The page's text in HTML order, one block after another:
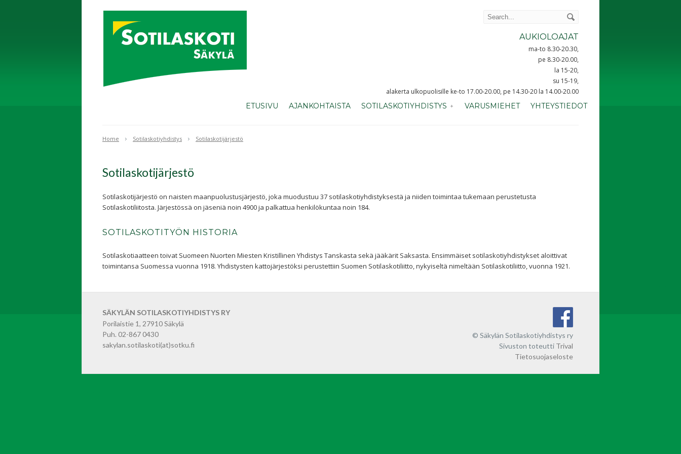
AUKIOLOAJAT
ma-to 8.30-20.30,
pe 8.30-20.00,
la 15-20,
su 15-19,
alakerta ulkopuolisille ke-to 17.00-20.00, pe 14.30-20 la 14.00-20.00
ETUSIVU AJANKOHTAISTA SOTILASKOTIYHDISTYS VARUSMIEHET YHTEYSTIEDOT
Home Sotilaskotiyhdistys Sotilaskotijärjestö
Sotilaskotijärjestö
Sotilaskotijärjestö on naisten maanpuolustusjärjestö, joka muodustuu 37 sotilaskotiyhdistyksestä ja niiden toimintaa tukemaan perustetusta
Sotilaskotiliitosta. Järjestössä on jäseniä noin 4900 ja palkattua henkilökuntaa noin 184.
SOTILASKOTITYÖN HISTORIA
Sotilaskotiaatteen toivat Suomeen Nuorten Miesten Kristillinen Yhdistys Tanskasta sekä jääkärit Saksasta. Ensimmäiset sotilaskotiyhdistykset aloittivat
toimintansa Suomessa vuonna 1918. Yhdistysten kattojärjestöksi perustettiin Suomen Sotilaskotiliitto, nykyiseltä nimeltään Sotilaskotiliitto, vuonna 1921.
SÄKYLÄN SOTILASKOTIYHDISTYS RY
Porilaistie 1, 27910 Säkylä
Puh. 02-867 0430
sakylan.sotilaskoti(at)sotku.fi
© Säkylän Sotilaskotiyhdistys ry
Sivuston toteutti Trival
Tietosuojaseloste